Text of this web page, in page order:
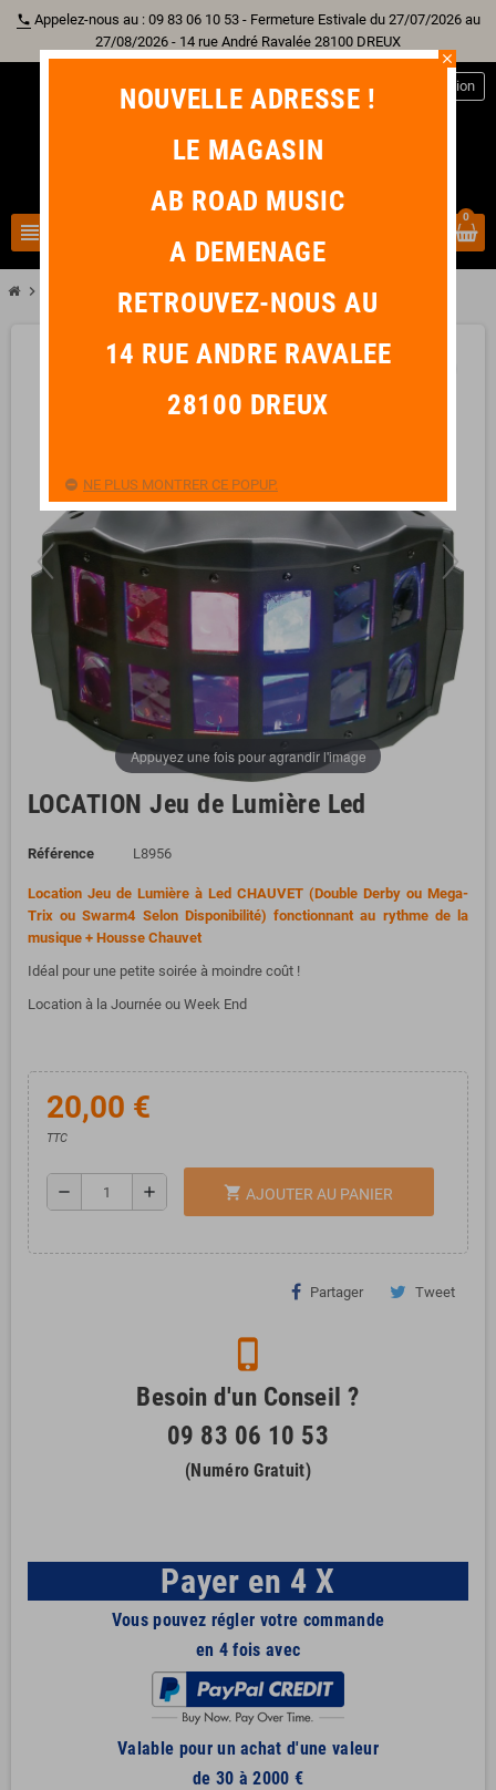
phone Appelez-nous au : 09 83 06 10 53 - Fermeture Estivale du 27/07/2026 au
27/08/2026 - 14 rue André Ravalée 28100 DREUX
view_headline
Connexion
0
chevron_right Nos Locations chevron_right LOCATION Jeu de Lumière Led
Appuyez une fois pour agrandir l'image
LOCATION Jeu de Lumière Led
Référence L8956
Location Jeu de Lumière à Led CHAUVET (Double Derby ou Mega-
Trix ou Swarm4 Selon Disponibilité) fonctionnant au rythme de la
musique + Housse Chauvet
Idéal pour une petite soirée à moindre coût !
Location à la Journée ou Week End
20,00 €
TTC
remove add shopping_cart AJOUTER AU PANIER
Partager Tweet
phone_iphone
Besoin d'un Conseil ?
09 83 06 10 53
(Numéro Gratuit)
Payer en 4 X
Vous pouvez régler votre commande
en 4 fois avec
Valable pour un achat d'une valeur
de 30 à 2000 €
close
NOUVELLE ADRESSE !
LE MAGASIN
AB ROAD MUSIC
A DEMENAGE
RETROUVEZ-NOUS AU
14 RUE ANDRE RAVALEE
28100 DREUX
NE PLUS MONTRER CE POPUP.